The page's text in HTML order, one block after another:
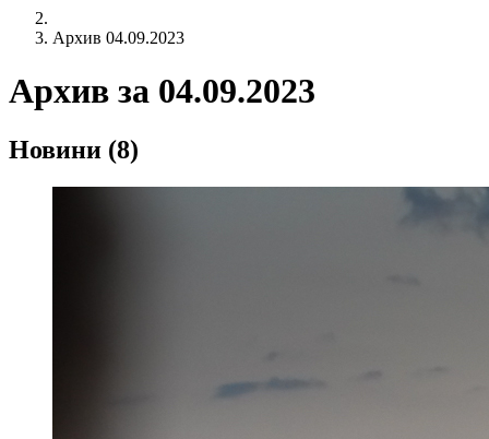
Архив 04.09.2023
Архив за 04.09.2023
Новини (8)